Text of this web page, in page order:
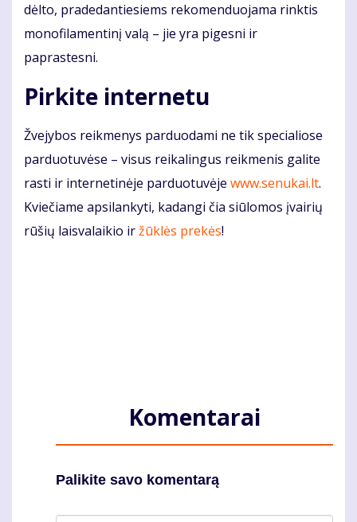
dėlto, pradedantiesiems rekomenduojama rinktis
monofilamentinį valą – jie yra pigesni ir
paprastesni.
Pirkite internetu
Žvejybos reikmenys parduodami ne tik specialiose
parduotuvėse – visus reikalingus reikmenis galite
rasti ir internetinėje parduotuvėje www.senukai.lt.
Kviečiame apsilankyti, kadangi čia siūlomos įvairių
rūšių laisvalaikio iržūklės prekės!
Komentarai
Palikite savo komentarą